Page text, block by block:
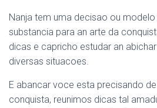
Nanja tem uma decisao ou
substancia para an arte da
dicas e capricho estudar an
diversas situacoes.
E abancar voce esta precisando
conquista, reunimos dicas tal